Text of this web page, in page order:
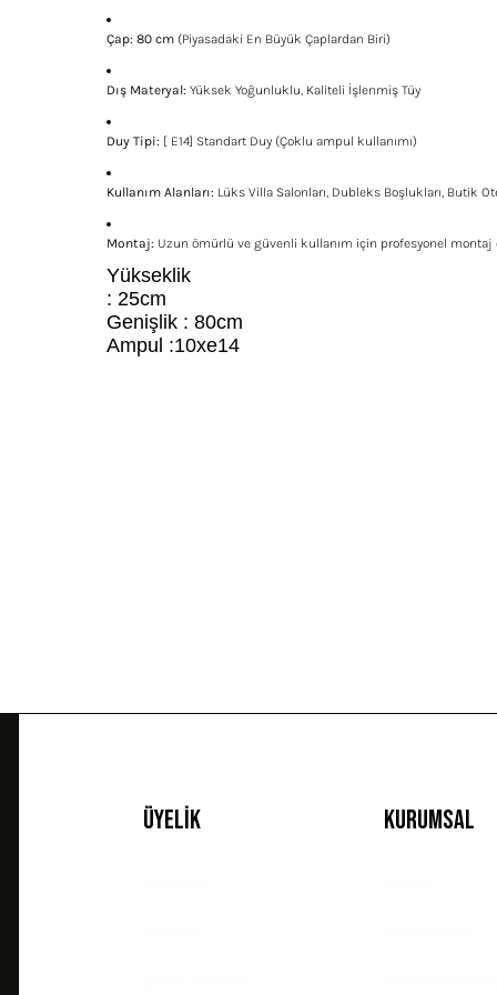
Çap: 80 cm (Piyasadaki En Büyük Çaplardan Biri)
Dış Materyal: Yüksek Yoğunluklu, Kaliteli İşlenmiş Tüy
Duy Tipi: [ E14] Standart Duy (Çoklu ampul kullanımı)
Kullanım Alanları: Lüks Villa Salonları, Dubleks Boşlukları, Butik
Montaj: Uzun ömürlü ve güvenli kullanım için profesyonel montaj
Yükseklik
: 25cm
Genişlik : 80cm
Ampul :10xe14
Üyelik Kurumsal